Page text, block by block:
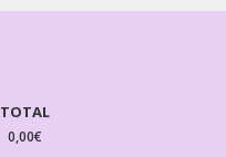
BIJOUX
TOTAL
0,00€